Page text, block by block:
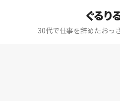
ぐるり
30代で仕事を辞めたおっ